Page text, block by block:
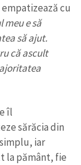
cu
meu e să
să ajut.
că ascult
îl
sărăcia din
iar
la pământ, fie